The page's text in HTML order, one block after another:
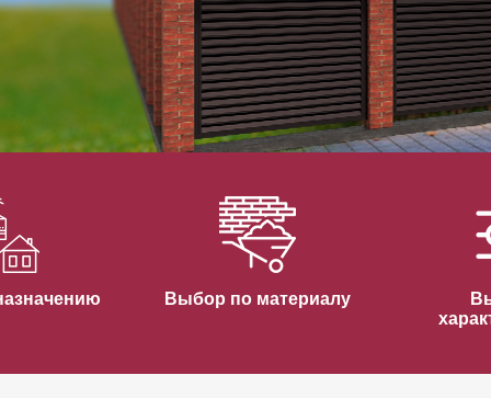
Красивые, дизайнерские заборы
ВЫБОР ПО СПОСОБУ МОНТАЖА
Заборы под ключ
Готовые заборы
Быстровозводимые заборы
Выбор по материалу